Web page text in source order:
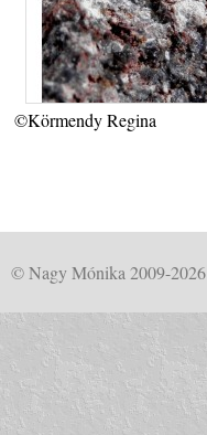
©Körmendy Regina
© Nagy Mónika 2009-2026